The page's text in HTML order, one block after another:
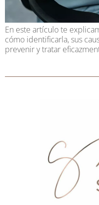
En este artículo te
cómo identificarla, sus
prevenir y tratar